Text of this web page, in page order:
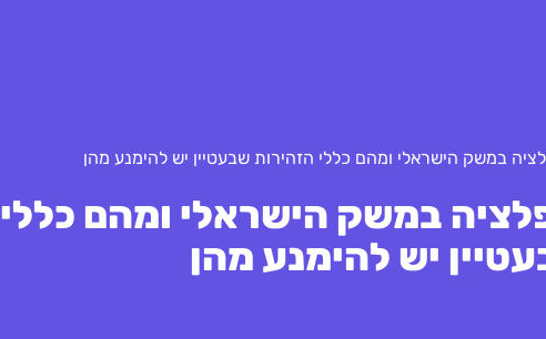
במשק הישראלי ומהם כללי
יש להימנע מהן